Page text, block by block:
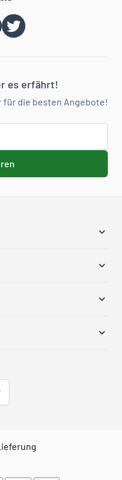
es erfährt!
die besten Angebote!